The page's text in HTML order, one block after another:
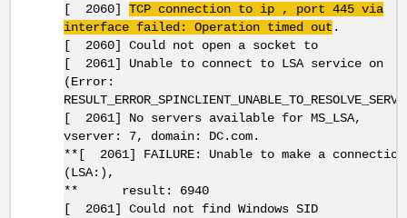
[ 2060] TCP connection to ip , port 445 via
interface failed: Operation timed out .
[ 2060] Could not open a socket to
[ 2061] Unable to connect to LSA service on
(Error:
[ 2061] No servers available for MS_LSA,
vserver: 7, domain: DC.com.
**[ 2061] FAILURE: Unable to make a connection
(LSA:),
** result: 6940
[ 2061] Could not find Windows SID